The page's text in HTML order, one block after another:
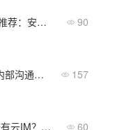
2026年企业即时聊天软件推荐：安全、集成与性价比共存 90
专业人士推荐的芯片企业内部沟通工具：2026年优选方案 157
如何选择企业私有化 vs 公有云IM？决策框架与实操建议 60